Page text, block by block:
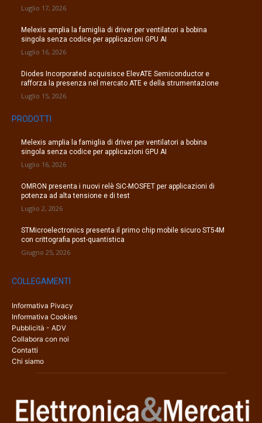
Luglio 17, 2026
Melexis amplia la famiglia di driver per ventilatori a bobina
singola senza codice per applicazioni GPU AI
Luglio 16, 2026
Diodes Incorporated acquisisce ElevATE Semiconductor e
rafforza la presenza nel mercato ATE e della strumentazione
Luglio 15, 2026
PRODOTTI
Melexis amplia la famiglia di driver per ventilatori a bobina
singola senza codice per applicazioni GPU AI
Luglio 16, 2026
OMRON presenta i nuovi relè SiC-MOSFET per applicazioni di
potenza ad alta tensione e di test
Luglio 2, 2026
STMicroelectronics presenta il primo chip mobile sicuro ST54M
con crittografia post-quantistica
Giugno 25, 2026
COLLEGAMENTI
Informativa Pivacy
Informativa Cookies
Pubblicità - ADV
Collabora con noi
Contatti
Chi siamo